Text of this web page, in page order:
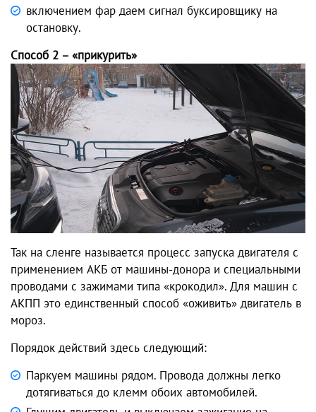
включением фар даем сигнал буксировщику на
остановку.
Способ 2 – «прикурить»
Так на сленге называется процесс запуска двигателя с
применением АКБ от машины-донора и специальными
проводами с зажимами типа «крокодил». Для машин с
АКПП это единственный способ «оживить» двигатель в
мороз.
Порядок действий здесь следующий:
Паркуем машины рядом. Провода должны легко
дотягиваться до клемм обоих автомобилей.